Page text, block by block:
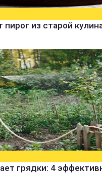
из старой
грядки: 4